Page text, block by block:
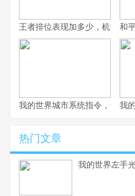
王者排位表现加多少，机制解
和
我的世界城市系统指令，一座我
热门文章
我的世界左手